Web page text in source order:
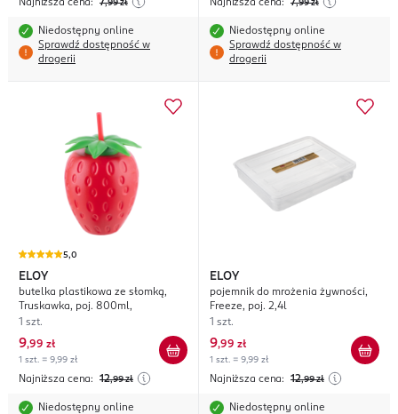
Najniższa cena: 7,99 zł
Niedostępny online
Sprawdź dostępność w
drogerii
Najniższa cena: 7,99 zł
Niedostępny online
Sprawdź dostępność w
drogerii
5,0
ELOY
butelka plastikowa ze słomką,
Truskawka, poj. 800ml,
1 szt.
9,99 zł
1 szt. = 9,99 zł
Najniższa cena: 12,99 zł
Niedostępny online
ELOY
pojemnik do mrożenia żywności,
Freeze, poj. 2,4l
1 szt.
9,99 zł
1 szt. = 9,99 zł
Najniższa cena: 12,99 zł
Niedostępny online